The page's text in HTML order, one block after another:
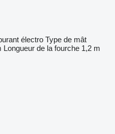
électro Type de mât
Longueur de la fourche 1,2 m